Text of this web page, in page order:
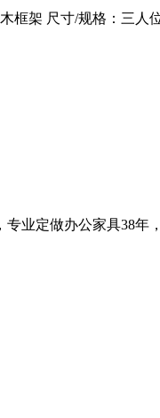
框架 尺寸/规格：三
业定做办公家具38年